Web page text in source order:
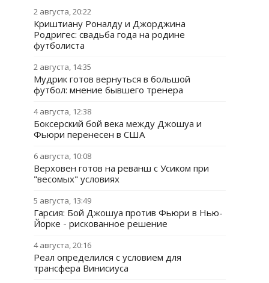
2 августа, 20:22
Криштиану Роналду и Джорджина
Родригес: свадьба года на родине
футболиста
2 августа, 14:35
Мудрик готов вернуться в большой
футбол: мнение бывшего тренера
4 августа, 12:38
Боксерский бой века между Джошуа и
Фьюри перенесен в США
6 августа, 10:08
Верховен готов на реванш с Усиком при
"весомых" условиях
5 августа, 13:49
Гарсия: Бой Джошуа против Фьюри в Нью-
Йорке - рискованное решение
4 августа, 20:16
Реал определился с условием для
трансфера Винисиуса